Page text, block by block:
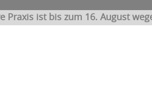
Praxis ist bis zum 16. August